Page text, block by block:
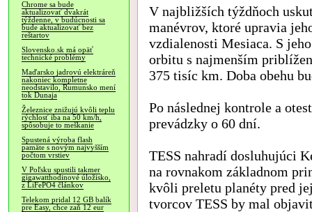
Chrome sa bude
aktualizovať dvakrát
týždenne, v budúcnosti sa
bude aktualizovať bez
reštartov
Slovensko.sk má opäť
technické problémy
Maďarsko jadrovú elektráreň
nakoniec kompletne
neodstavilo, Rumunsko mení
tok Dunaja
Železnice znižujú kvôli teplu
rýchlosť iba na 50 km/h,
spôsobuje to meškanie
Spustená výroba flash
pamäte s novým najvyšším
počtom vrstiev
V Poľsku spustili takmer
gigawatthodinové úložisko,
z LiFePO4 článkov
Telekom pridal 12 GB balík
pre Easy, chce zaň 12 eur
V najbližších týždňoch
manévrov, ktoré upravia
vzdialenosti Mesiaca. S
orbitu s najmenším
375 tisíc km. Doba obehu
Po následnej kontrole a
prevádzky o 60 dní.
TESS nahradí dosluhujúci
na rovnakom základnom
kvôli preletu planéty pred
tvorcov TESS by mal